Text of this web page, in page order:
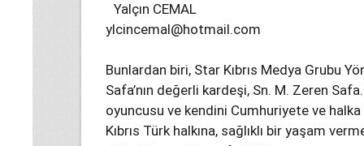
Yalçın CEMAL
ylcincemal@hotmail.com
Bunlardan biri, Star Kıbrıs Medya Grubu
Safa’nın değerli kardeşi, Sn. M. Zeren
oyuncusu ve kendini Cumhuriyete ve halka
Kıbrıs Türk halkına, sağlıklı bir yaşam